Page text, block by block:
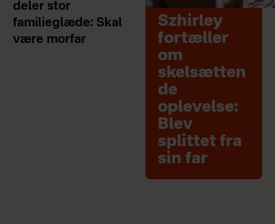
deler stor
familieglæde: Skal
være morfar
Szhirley
fortæller
om
skelsætten
de
oplevelse:
Blev
splittet fra
sin far